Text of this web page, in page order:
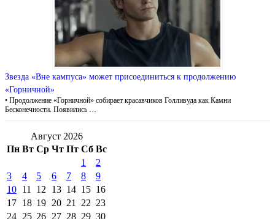
Звезда «Вне кампуса» может присоединиться к продолжению
«Горничной»
• Продолжение «Горничной» собирает красавчиков Голливуда как Камни
Бесконечности. Появились …
Август 2026
Пн Вт Ср Чт Пт Сб Вс
1
2
3
4 5 6 7 8
9
10 11 12 13 14 15 16
17 18 19 20 21 22 23
24 25 26 27 28 29 30